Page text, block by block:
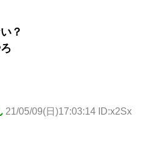
？
21/05/09(日)17:03:14 ID:x2Sx